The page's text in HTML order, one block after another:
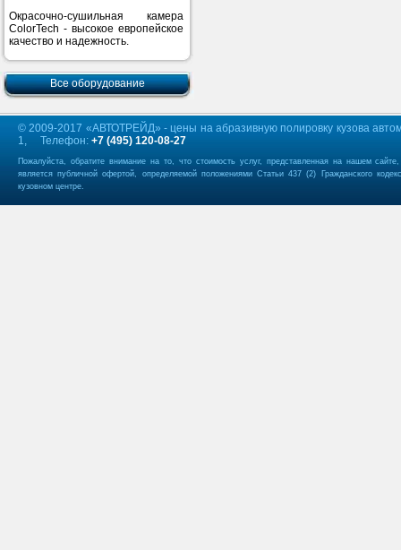
Окрасочно-сушильная камера
ColorTech - высокое европейское
качество и надежность.
Все оборудование
© 2009-2017 «АВТОТРЕЙД» - цены на абразивную полировку кузова
1, Телефон: +7 (495) 120-08-27
Пожалуйста, обратите внимание на то, что стоимость услуг, представленная на нашем
является публичной офертой, определяемой положениями Статьи 437 (2) Гражданского
кузовном центре.